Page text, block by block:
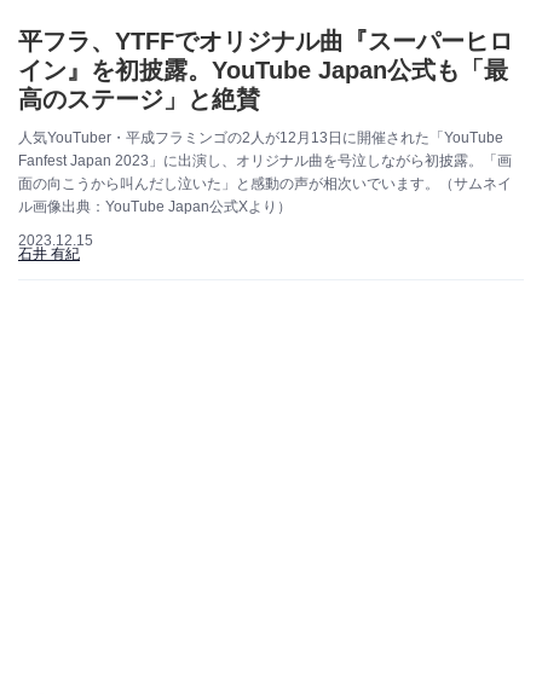
平フラ、YTFFでオリジナル曲『スーパーヒロ
イン』を初披露。YouTube Japan公式も「最
高のステージ」と絶賛
人気YouTuber・平成フラミンゴの2人が12月13日に開催された「YouTube
Fanfest Japan 2023」に出演し、オリジナル曲を号泣しながら初披露。「画
面の向こうから叫んだし泣いた」と感動の声が相次いでいます。（サムネイ
ル画像出典：YouTube Japan公式Xより）
2023.12.15
石井 有紀